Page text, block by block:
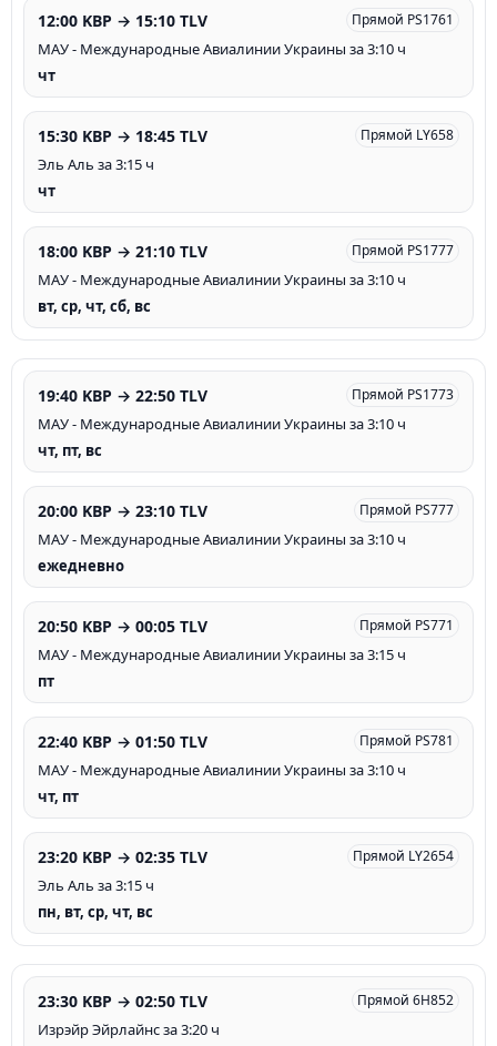
12:00 KBP → 15:10 TLV Прямой PS1761
МАУ - Международные Авиалинии Украины за 3:10 ч
чт
15:30 KBP → 18:45 TLV Прямой LY658
Эль Аль за 3:15 ч
чт
18:00 KBP → 21:10 TLV Прямой PS1777
МАУ - Международные Авиалинии Украины за 3:10 ч
вт, ср, чт, сб, вс
19:40 KBP → 22:50 TLV Прямой PS1773
МАУ - Международные Авиалинии Украины за 3:10 ч
чт, пт, вс
20:00 KBP → 23:10 TLV Прямой PS777
МАУ - Международные Авиалинии Украины за 3:10 ч
ежедневно
20:50 KBP → 00:05 TLV Прямой PS771
МАУ - Международные Авиалинии Украины за 3:15 ч
пт
22:40 KBP → 01:50 TLV Прямой PS781
МАУ - Международные Авиалинии Украины за 3:10 ч
чт, пт
23:20 KBP → 02:35 TLV Прямой LY2654
Эль Аль за 3:15 ч
пн, вт, ср, чт, вс
23:30 KBP → 02:50 TLV Прямой 6H852
Изрэйр Эйрлайнc за 3:20 ч